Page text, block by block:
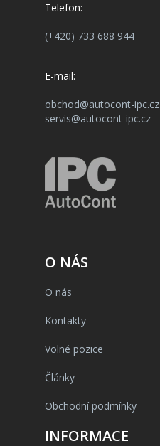
Telefon:
(+420) 733 688 944
E-mail:
obchod@autocont-ipc.cz
servis@autocont-ipc.cz
O NÁS
O nás
Kontakty
Volné pozice
Články
Obchodní podmínky
INFORMACE